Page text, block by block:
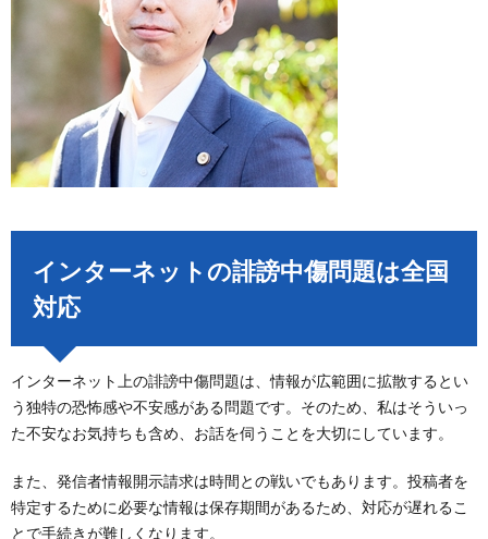
インターネットの誹謗中傷問題は全国
対応
インターネット上の誹謗中傷問題は、情報が広範囲に拡散するとい
う独特の恐怖感や不安感がある問題です。そのため、私はそういっ
た不安なお気持ちも含め、お話を伺うことを大切にしています。
また、発信者情報開示請求は時間との戦いでもあります。投稿者を
特定するために必要な情報は保存期間があるため、対応が遅れるこ
とで手続きが難しくなります。